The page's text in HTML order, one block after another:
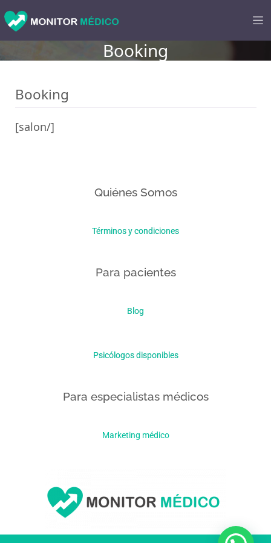
Booking
Booking
[salon/]
Quiénes Somos
Términos y condiciones
Para pacientes
Blog
Psicólogos disponibles
Para especialistas médicos
Marketing médico